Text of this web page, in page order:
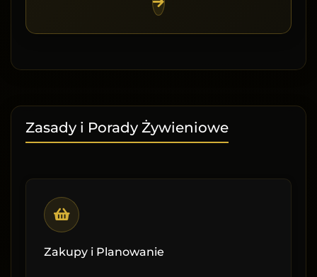
Zasady i Porady Żywieniowe
Zakupy i Planowanie